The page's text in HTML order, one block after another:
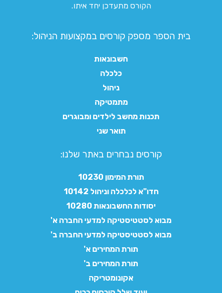
הקורס מתעדכן יחד איתו.
בית הספר מספק קורסים במקצועות הניהול:
חשבונאות
כלכלה
ניהול
מתמטיקה
תכנות מחשב לילדים ומבוגרים
תואר שני
קורסים נבחרים באתר שלנו:​
תורת המימון 10230
חדו"א לכלכלה וניהול 10142
יסודות החשבונאות 10280
מבוא לסטטיסטיקה למדעי החברה א'
מבוא לסטטיסטיקה למדעי החברה ב'
תורת המחירים א'
תורת המחירים ב'
אקונומטריקה